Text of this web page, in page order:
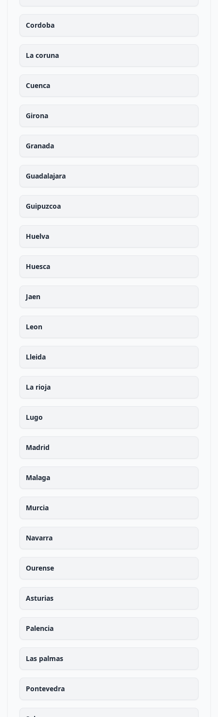
Cordoba
La coruna
Cuenca
Girona
Granada
Guadalajara
Guipuzcoa
Huelva
Huesca
Jaen
Leon
Lleida
La rioja
Lugo
Madrid
Malaga
Murcia
Navarra
Ourense
Asturias
Palencia
Las palmas
Pontevedra